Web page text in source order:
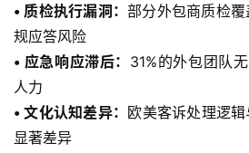
• 质检执行漏洞： 部分外包商质检
规应答风险
• 应急响应滞后： 31%的外包团队
人力
• 文化认知差异： 欧美客诉处理逻
显著差异